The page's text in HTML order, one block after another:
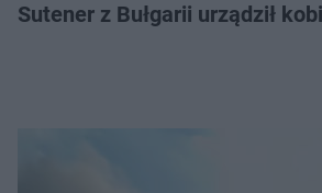
Sutener z Bułgarii urządził